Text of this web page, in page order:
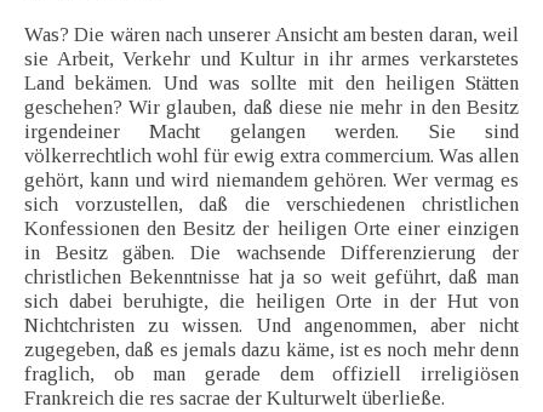
Was? Die wären nach unserer Ansicht am besten daran, weil
sie Arbeit, Verkehr und Kultur in ihr armes verkarstetes
Land bekämen. Und was sollte mit den heiligen Stätten
geschehen? Wir glauben, daß diese nie mehr in den Besitz
irgendeiner Macht gelangen werden. Sie sind
völkerrechtlich wohl für ewig extra commercium. Was allen
gehört, kann und wird niemandem gehören. Wer vermag es
sich vorzustellen, daß die verschiedenen christlichen
Konfessionen den Besitz der heiligen Orte einer einzigen
in Besitz gäben. Die wachsende Differenzierung der
christlichen Bekenntnisse hat ja so weit geführt, daß man
sich dabei beruhigte, die heiligen Orte in der Hut von
Nichtchristen zu wissen. Und angenommen, aber nicht
zugegeben, daß es jemals dazu käme, ist es noch mehr denn
fraglich, ob man gerade dem offiziell irreligiösen
Frankreich die res sacrae der Kulturwelt überließe.